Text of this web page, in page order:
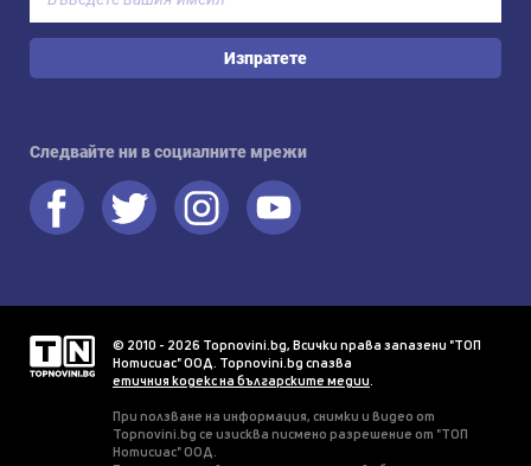
Изпратете
Следвайте ни в социалните мрежи
© 2010 - 2026 Topnovini.bg, Всички права запазени "ТОП
Нотисиас" ООД. Topnovini.bg спазва
етичния кодекс на българските медии.
При ползване на информация, снимки и видео от
Topnovini.bg се изисква писмено разрешение от "ТОП
Нотисиас" ООД.